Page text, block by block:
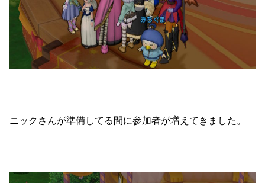
ニックさんが準備してる間に参加者が増えてきました。